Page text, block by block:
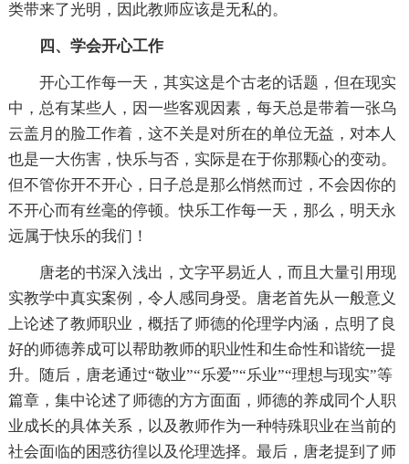
类带来了光明，因此教师应该是无私的。
四、学会开心工作
开心工作每一天，其实这是个古老的话题，但在现实
中，总有某些人，因一些客观因素，每天总是带着一张乌
云盖月的脸工作着，这不关是对所在的单位无益，对本人
也是一大伤害，快乐与否，实际是在于你那颗心的变动。
但不管你开不开心，日子总是那么悄然而过，不会因你的
不开心而有丝毫的停顿。快乐工作每一天，那么，明天永
远属于快乐的我们！
唐老的书深入浅出，文字平易近人，而且大量引用现
实教学中真实案例，令人感同身受。唐老首先从一般意义
上论述了教师职业，概括了师德的伦理学内涵，点明了良
好的师德养成可以帮助教师的职业性和生命性和谐统一提
升。随后，唐老通过“敬业”“乐爱”“乐业”“理想与现实”等
篇章，集中论述了师德的方方面面，师德的养成同个人职
业成长的具体关系，以及教师作为一种特殊职业在当前的
社会面临的困惑彷徨以及伦理选择。最后，唐老提到了师